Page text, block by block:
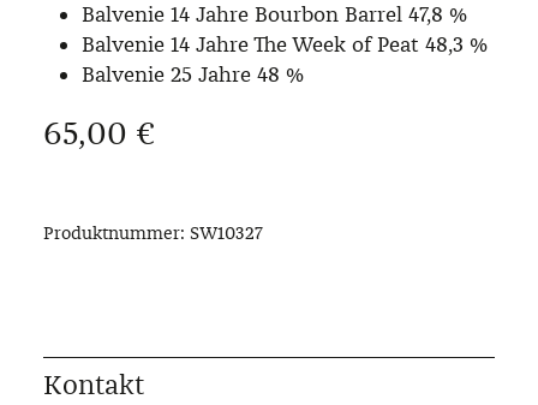
Balvenie 14 Jahre Bourbon Barrel 47,8 %
Balvenie 14 Jahre The Week of Peat 48,3 %
Balvenie 25 Jahre 48 %
Regulärer Preis:
65,00 €
Produktnummer: SW10327
Kontakt